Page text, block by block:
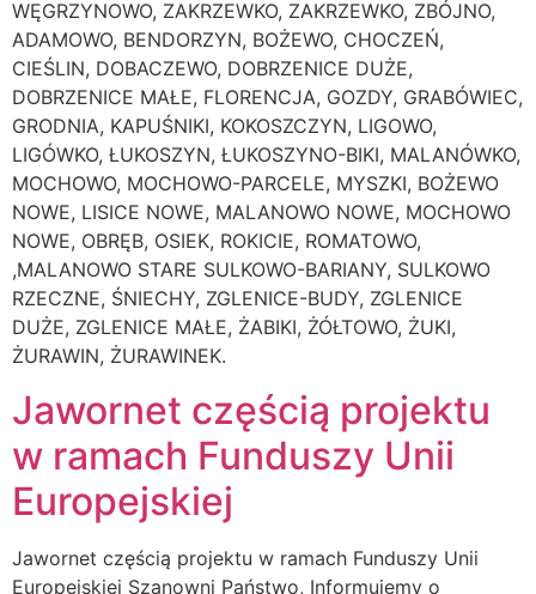
WĘGRZYNOWO, ZAKRZEWKO, ZAKRZEWKO, ZBÓJNO,
ADAMOWO, BENDORZYN, BOŻEWO, CHOCZEŃ,
CIEŚLIN, DOBACZEWO, DOBRZENICE DUŻE,
DOBRZENICE MAŁE, FLORENCJA, GOZDY, GRABÓWIEC,
GRODNIA, KAPUŚNIKI, KOKOSZCZYN, LIGOWO,
LIGÓWKO, ŁUKOSZYN, ŁUKOSZYNO-BIKI, MALANÓWKO,
MOCHOWO, MOCHOWO-PARCELE, MYSZKI, BOŻEWO
NOWE, LISICE NOWE, MALANOWO NOWE, MOCHOWO
NOWE, OBRĘB, OSIEK, ROKICIE, ROMATOWO,
,MALANOWO STARE SULKOWO-BARIANY, SULKOWO
RZECZNE, ŚNIECHY, ZGLENICE-BUDY, ZGLENICE
DUŻE, ZGLENICE MAŁE, ŻABIKI, ŻÓŁTOWO, ŻUKI,
ŻURAWIN, ŻURAWINEK.
Jawornet częścią projektu
w ramach Funduszy Unii
Europejskiej
Jawornet częścią projektu w ramach Funduszy Unii
Europejskiej Szanowni Państwo, Informujemy o